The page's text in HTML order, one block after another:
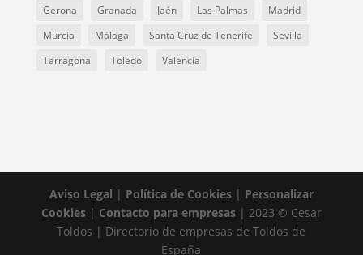
Gerona
Granada Jaén Las Palmas
Madrid
Murcia
Málaga Santa Cruz de Tenerife
Sevilla
Tarragona
Toledo Valencia
Aviso Legal | Política de Cookies| Personalizar
Cookies| Contacto para empresas| 2023 © Cesar
Toldos | Directorio de empresas de Toldos de
España